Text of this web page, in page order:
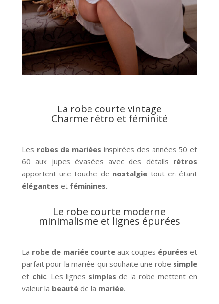
La robe courte vintage
Charme rétro et féminité
Les robes de mariées inspirées des années 50 et
60 aux jupes évasées avec des détails rétros
apportent une touche de nostalgie tout en étant
élégantes et féminines.
Le robe courte moderne
minimalisme et lignes épurées
La robe de mariée courte aux coupes épurées et
parfait pour la mariée qui souhaite une robe simple
et chic. Les lignes simples de la robe mettent en
valeur la beautéde la mariée.